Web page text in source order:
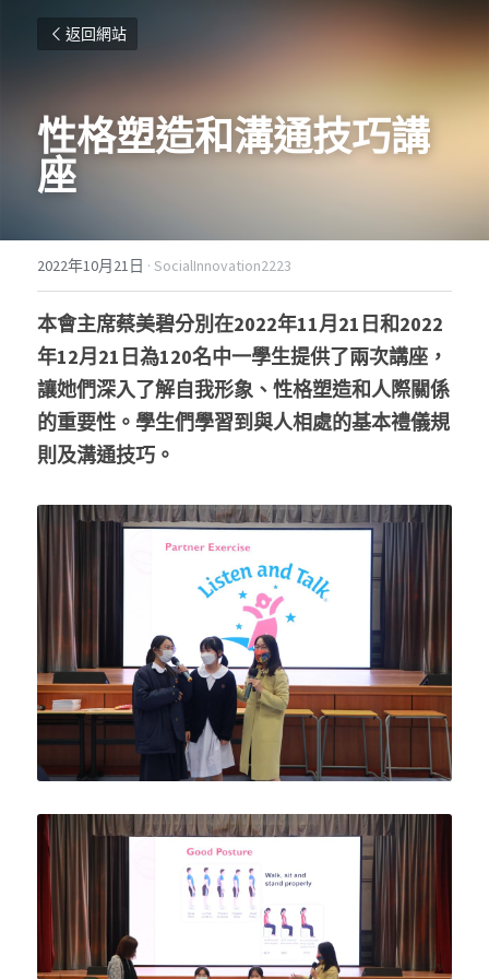
返回網站
性格塑造和溝通技巧講
座
2022年10月21日 · SocialInnovation2223
本會主席蔡美碧分別在2022年11月21日和2022
年12月21日為120名中一學生提供了兩次講座，
讓她們深入了解自我形象、性格塑造和人際關係
的重要性。學生們學習到與人相處的基本禮儀規
則及溝通技巧。